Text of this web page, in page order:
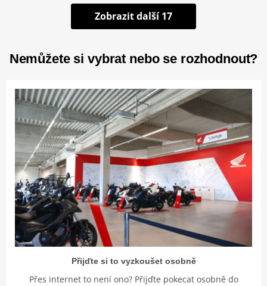
Zobrazit další 17
Nemůžete si vybrat nebo se rozhodnout?
Přijďte si to vyzkoušet osobně
Přes internet to není ono? Přijďte pokecat osobně do